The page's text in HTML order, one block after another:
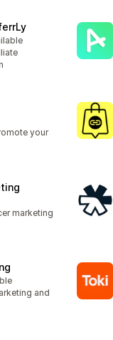
your
marketing
and